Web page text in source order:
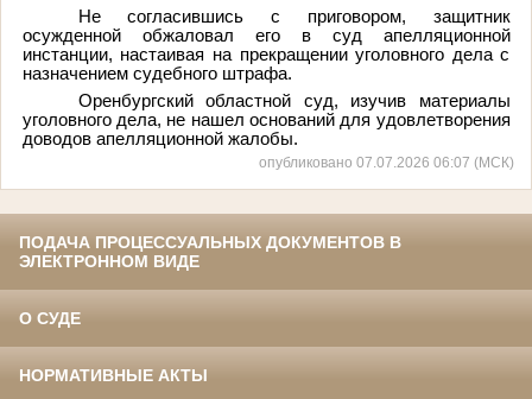
Не согласившись с приговором, защитник
осужденной обжаловал его в суд апелляционной
инстанции, настаивая на прекращении уголовного дела с
назначением судебного штрафа.
Оренбургский областной суд, изучив материалы
уголовного дела, не нашел оснований для удовлетворения
доводов апелляционной жалобы.
опубликовано 07.07.2026 06:07 (МСК)
ПОДАЧА ПРОЦЕССУАЛЬНЫХ ДОКУМЕНТОВ В
ЭЛЕКТРОННОМ ВИДЕ
О СУДЕ
НОРМАТИВНЫЕ АКТЫ